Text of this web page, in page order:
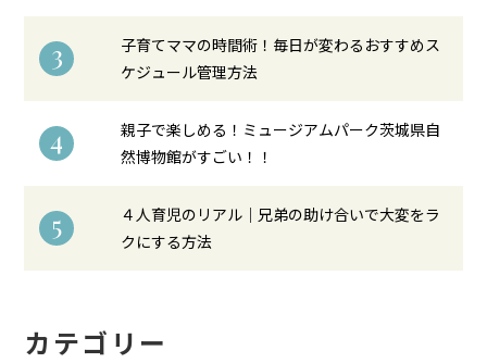
3
子育てママの時間術！毎日が変わるおすすめス
ケジュール管理方法
4
親子で楽しめる！ミュージアムパーク茨城県自
然博物館がすごい！！
5
４人育児のリアル｜兄弟の助け合いで大変をラ
クにする方法
カテゴリー